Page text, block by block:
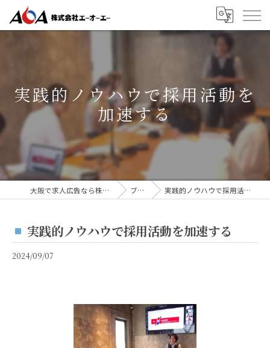
実践的ノウハウで採用活動を
加速する
大阪で求人広告なら株式会社AOA ブログ 実践的ノウハウで採用活動を加速する
実践的ノウハウで採用活動を加速する
2024/09/07